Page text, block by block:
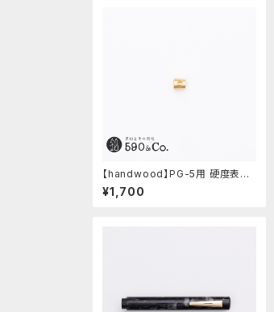
【handwood】PG-5用 硬度表示
窓 (真鍮/丸窓)
¥1,700